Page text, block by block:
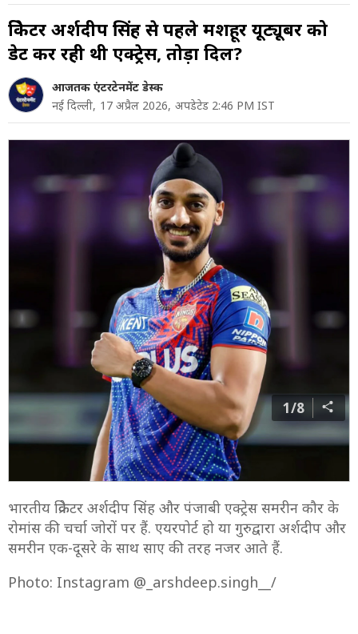
क्रिकेटर अर्शदीप सिंह से पहले मशहूर यूट्यूबर को
डेट कर रही थी एक्ट्रेस, तोड़ा दिल?
आजतक एंटरटेनमेंट डेस्क
नई दिल्ली, 17 अप्रैल 2026, अपडेटेड 2:46 PM IST
1/8
भारतीय क्रिकेटर अर्शदीप सिंह और पंजाबी एक्ट्रेस समरीन कौर के
रोमांस की चर्चा जोरों पर हैं. एयरपोर्ट हो या गुरुद्वारा अर्शदीप और
समरीन एक-दूसरे के साथ साए की तरह नजर आते हैं.
Photo: Instagram @_arshdeep.singh__/